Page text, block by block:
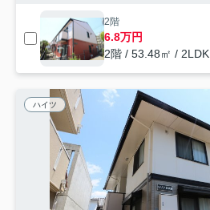
2階
6.8万円
2階 / 53.48㎡ / 2LDK
ハイツ